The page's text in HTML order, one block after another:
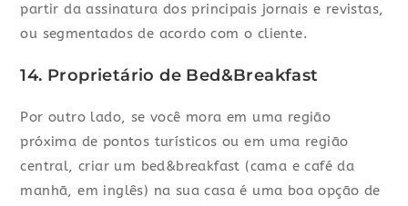
partir da assinatura dos principais jornais e revistas,
ou segmentados de acordo com o cliente.
14. Proprietário de Bed&Breakfast
Por outro lado, se você mora em uma região
próxima de pontos turísticos ou em uma região
central, criar um bed&breakfast (cama e café da
manhã, em inglês) na sua casa é uma boa opção de